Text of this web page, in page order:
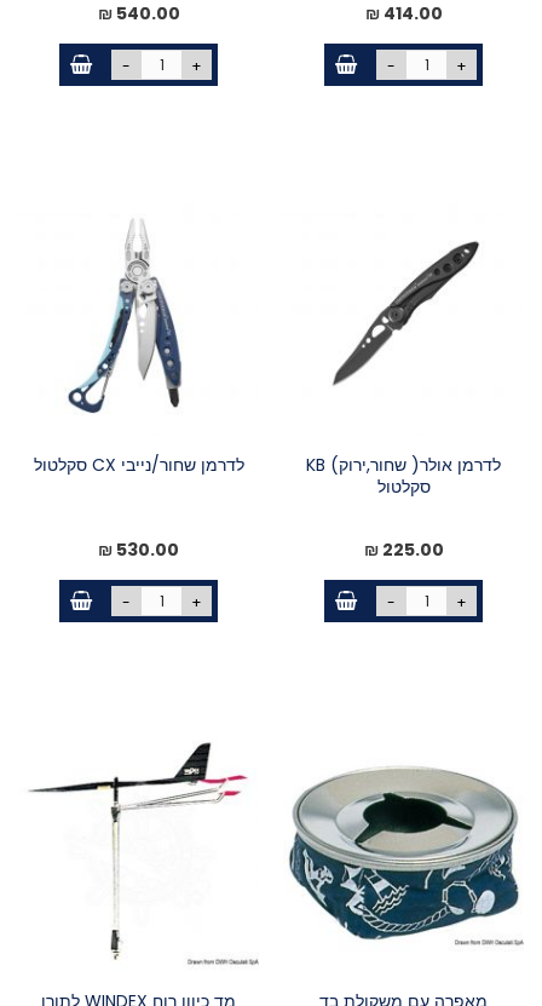
414.00 ₪
- +
540.00 ₪
- +
לדרמן אולר( שחור,ירוק) KB
סקלטול
225.00 ₪
- +
לדרמן שחור/נייבי CX סקלטול
530.00 ₪
- +
מאפרה עם משקולת בד מד כיוון רוח WINDEX לתורן